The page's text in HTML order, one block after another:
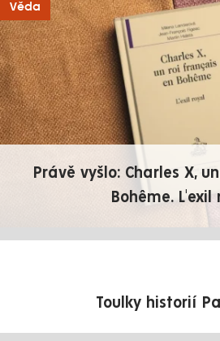
Věda
Právě vyšlo: Charles X,
Bohême. L'exil
Toulky historií